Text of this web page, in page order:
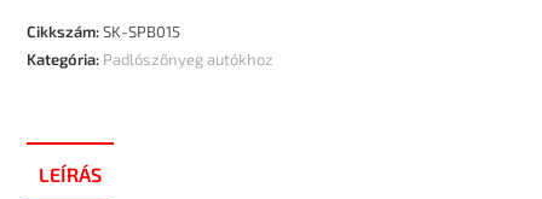
Cikkszám:SK-SPB015
Kategória: Padlószőnyeg autókhoz
LEÍRÁS